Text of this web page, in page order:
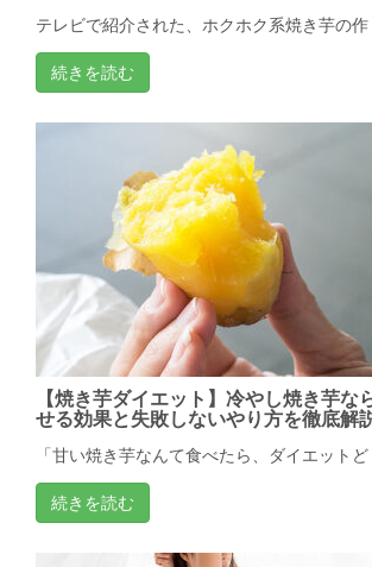
テレビで紹介された、ホクホク系焼き芋の作
続きを読む
【焼き芋ダイエット】冷やし焼き芋な
せる効果と失敗しないやり方を徹底解
「甘い焼き芋なんて食べたら、ダイエットど
続きを読む